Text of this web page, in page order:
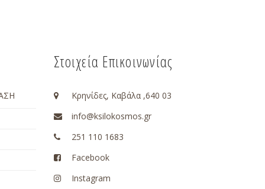
Στοιχεία Επικοινωνίας
Κρηνίδες, Καβάλα ,640 03
info@ksilokosmos.gr
251 110 1683
Facebook
Instagram